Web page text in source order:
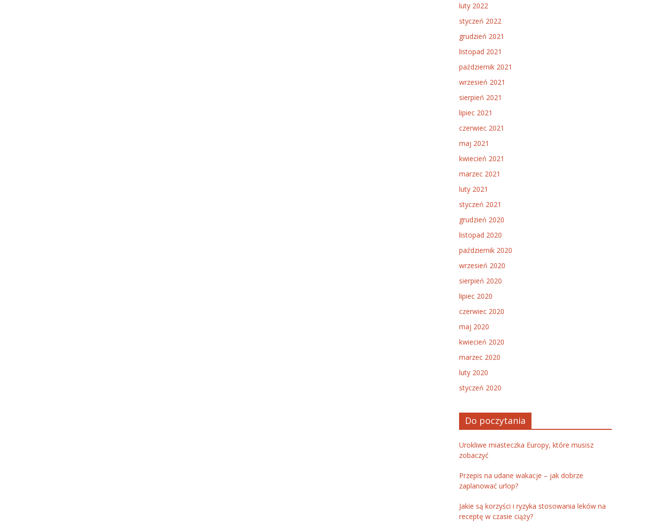
luty 2022
styczeń 2022
grudzień 2021
listopad 2021
październik 2021
wrzesień 2021
sierpień 2021
lipiec 2021
czerwiec 2021
maj 2021
kwiecień 2021
marzec 2021
luty 2021
styczeń 2021
grudzień 2020
listopad 2020
październik 2020
wrzesień 2020
sierpień 2020
lipiec 2020
czerwiec 2020
maj 2020
kwiecień 2020
marzec 2020
luty 2020
styczeń 2020
Do poczytania
Urokliwe miasteczka Europy, które musisz
zobaczyć
Przepis na udane wakacje – jak dobrze
zaplanować urlop?
Jakie są korzyści i ryzyka stosowania leków na
receptę w czasie ciąży?